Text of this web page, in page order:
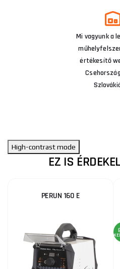
Mi vagyunk a
értékesítő
High-contrast mode
EZ IS
PERUN 160 E